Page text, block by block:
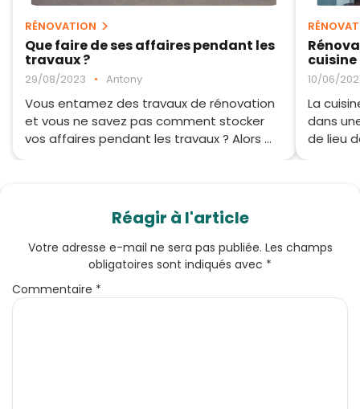
RÉNOVATION
Que faire de ses affaires pendant les
travaux ?
29/08/2023 • Antony
Vous entamez des travaux de rénovation
et vous ne savez pas comment stocker
vos affaires pendant les travaux ? Alors ...
cuisine
10/06/
La
dans
de lieu
Réagir à l'article
Votre adresse e-mail ne sera pas publiée. Les champs
obligatoires sont indiqués avec *
Commentaire *